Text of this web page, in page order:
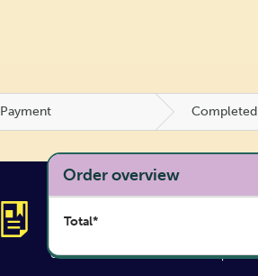
Payment Completed
Order overview
Total*
official tickets for the current price